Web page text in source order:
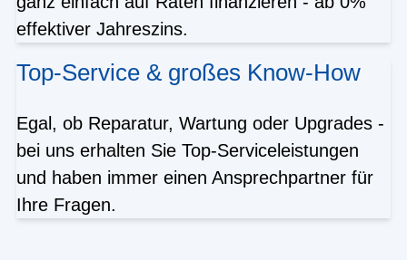
effektiver Jahreszins.
Top-Service & großes Know-How
Egal, ob Reparatur, Wartung oder Upgrades -
bei uns erhalten Sie Top-Serviceleistungen
und haben immer einen Ansprechpartner für
Ihre Fragen.